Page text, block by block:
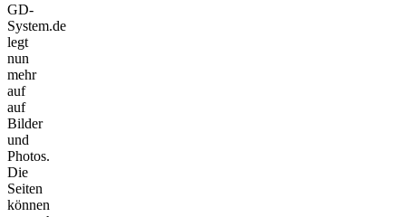
GD-
System.de
legt
nun
mehr
auf
auf
Bilder
und
Photos.
Die
Seiten
können